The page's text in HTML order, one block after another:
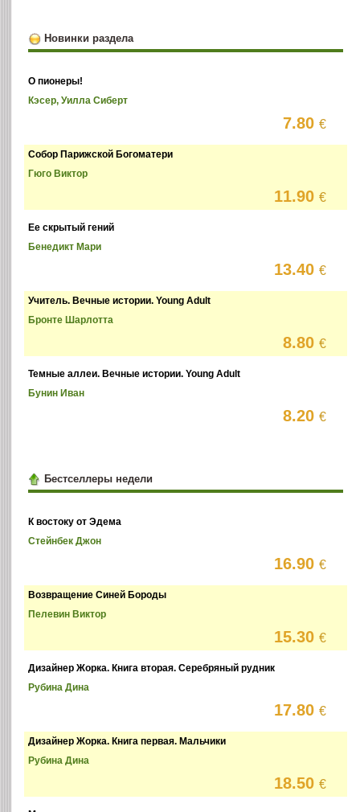
Новинки раздела
О пионеры!
Кэсер, Уилла Сиберт
7.80€
Собор Парижской Богоматери
Гюго Виктор
11.90€
Ее скрытый гений
Бенедикт Мари
13.40€
Учитель. Вечные истории. Young Adult
Бронте Шарлотта
8.80€
Темные аллеи. Вечные истории. Young Adult
Бунин Иван
8.20€
Бестселлеры недели
К востоку от Эдема
Стейнбек Джон
16.90€
Возвращение Синей Бороды
Пелевин Виктор
15.30€
Дизайнер Жорка. Книга вторая. Серебряный рудник
Рубина Дина
17.80€
Дизайнер Жорка. Книга первая. Мальчики
Рубина Дина
18.50€